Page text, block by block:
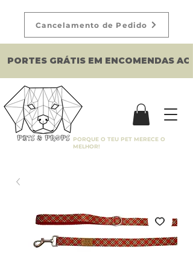
PORQUE O TEU PET MERECE O
MELHOR!
PORTES GRÁTIS EM ENCOMENDAS
Cancelamento de Pedido